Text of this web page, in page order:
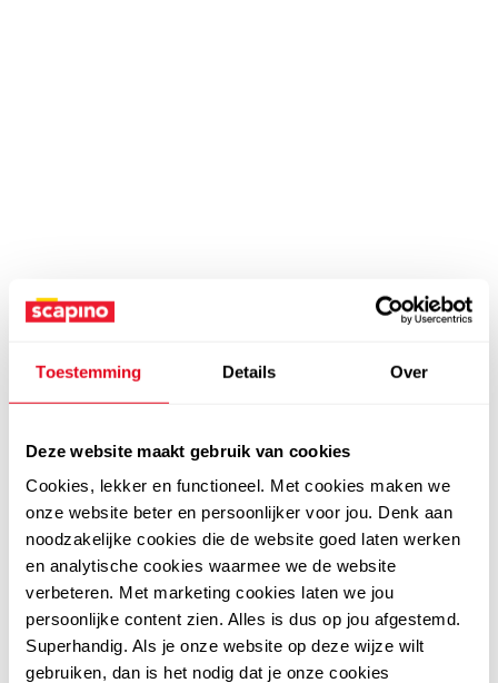
Toestemming Details Over
Deze website maakt gebruik van cookies
Cookies, lekker en functioneel. Met cookies maken we
onze website beter en persoonlijker voor jou. Denk aan
noodzakelijke cookies die de website goed laten werken
en analytische cookies waarmee we de website
verbeteren. Met marketing cookies laten we jou
persoonlijke content zien. Alles is dus op jou afgestemd.
Superhandig. Als je onze website op deze wijze wilt
gebruiken, dan is het nodig dat je onze cookies